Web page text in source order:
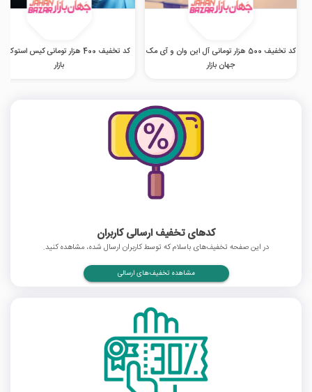
کد تخفیف 500 هزار تومانی آل این وان و آی مک
جهان بازار
کد تخفیف 400 هزار تومانی کیس
بازار
کدهای تخفیف ارسالی کاربران
در این صفحه تخفیف‌های باسلام که توسط کاربران ارسال شده، مشاهده کنید.
مشاهده تخفیف‌های ارسالی